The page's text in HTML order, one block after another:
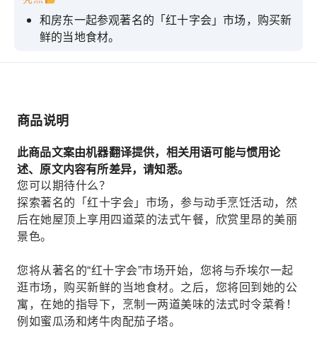
和房东一起参观著名的「红十字会」市场，购买新
鲜的当地食材。
商品说明
此商品文案由机器翻译提供，相关用语可能与惯用论
述、原文内容有所差异，请知悉。
您可以期待什么？
探索著名的「红十字会」市场，参与动手烹饪活动，然
后在她屋顶上享用四道菜的法式午餐，欣赏里昂的美丽
景色。
您将从著名的“红十字会”市场开始，您将与乔埃尔一起
逛市场，购买新鲜的当地食材。之后，您将回到她的公
寓，在她的指导下，烹制一两道美味的法式时令菜肴！
例如蜜瓜汤和烤牛肉配茄子塔。